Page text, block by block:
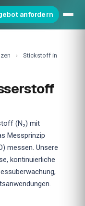
anfordern
›
Stickstoff in
(N₂) mit
Messprinzip
messen. Unsere
kontinuierliche